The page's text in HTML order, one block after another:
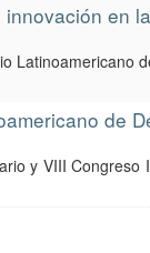
en
de
y VIII